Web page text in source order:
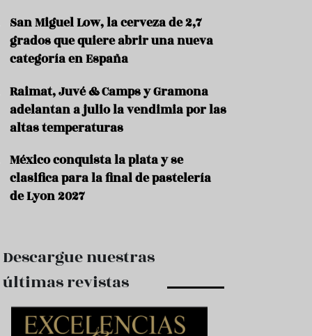
e
s
r
a
n
F
n
San Miguel Low, la cerveza de 2,7
grados que quiere abrir una nueva
categoría en España
Raimat, Juvé & Camps y Gramona
adelantan a julio la vendimia por las
altas temperaturas
México conquista la plata y se
clasifica para la final de pastelería
de Lyon 2027
Descargue nuestras
últimas revistas